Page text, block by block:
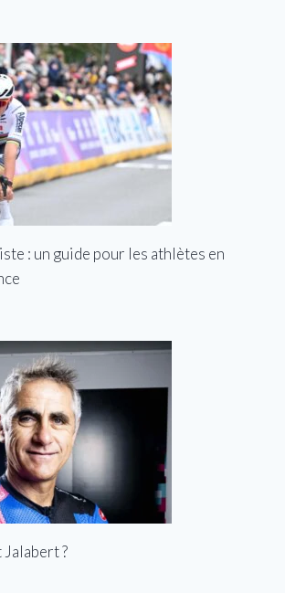
: un guide pour les athlètes en
?